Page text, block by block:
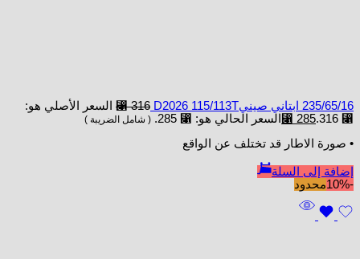
235/65/16 ابتاني صينيD2026 115/113T ⃁316
السعر الأصلي هو:
⃁ 316.
⃁ 285 السعر الحالي هو: ⃁ 285. ( شامل الضريبة )
• صورة الاطار قد تختلف عن الواقع
إضافة إلى السلة
-10%
محدود